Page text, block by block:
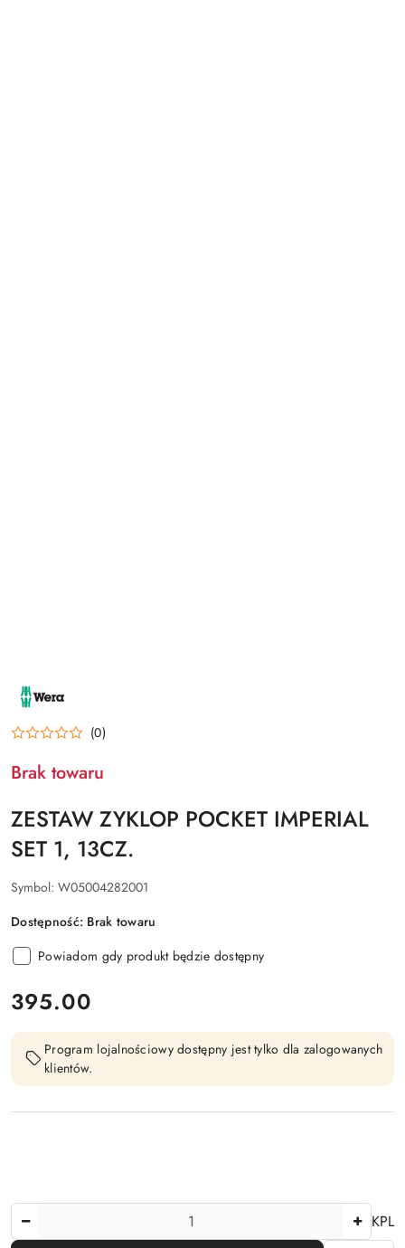
NAZWA
PRODUCENTA:
WERA
(0)
Brak towaru
ZESTAW ZYKLOP POCKET IMPERIAL
SET 1, 13CZ.
Symbol: W05004282001
Dostępność: Brak towaru
Powiadom gdy produkt będzie dostępny
cena:
395.00
Program lojalnościowy dostępny jest tylko dla zalogowanych
klientów.
KPL